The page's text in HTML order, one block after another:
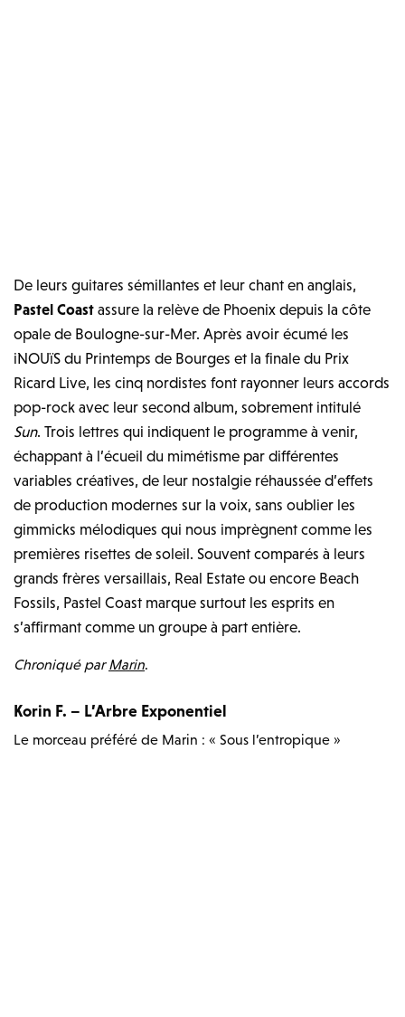
De leurs guitares sémillantes et leur chant en anglais,
Pastel Coast assure la relève de Phoenix depuis la côte
opale de Boulogne-sur-Mer. Après avoir écumé les
iNOUïS du Printemps de Bourges et la finale du Prix
Ricard Live, les cinq nordistes font rayonner leurs accords
pop-rock avec leur second album, sobrement intitulé
Sun. Trois lettres qui indiquent le programme à venir,
échappant à l’écueil du mimétisme par différentes
variables créatives, de leur nostalgie réhaussée d’effets
de production modernes sur la voix, sans oublier les
gimmicks mélodiques qui nous imprègnent comme les
premières risettes de soleil. Souvent comparés à leurs
grands frères versaillais, Real Estate ou encore Beach
Fossils, Pastel Coast marque surtout les esprits en
s’affirmant comme un groupe à part entière.
Chroniqué par Marin.
Korin F. – L’Arbre Exponentiel
Le morceau préféré de Marin : « Sous l’entropique »